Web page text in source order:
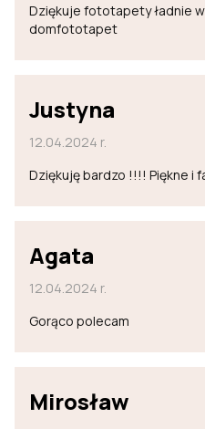
Dziękuje fototapety ładnie
domfototapet
Justyna
12.04.2024 r.
Dziękuję bardzo !!!! Piękne i
Agata
12.04.2024 r.
Gorąco polecam
Mirosław